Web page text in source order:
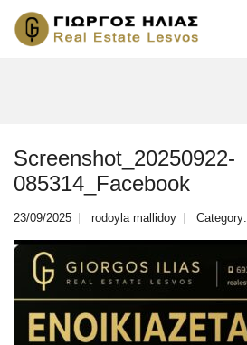
Screenshot_20250922-
085314_Facebook
23/09/2025 rodoyla mallidoy Category: